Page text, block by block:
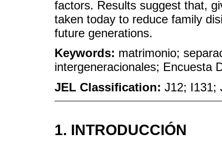
factors. Results suggest that,
taken today to reduce family
future generations.
Keywords: matrimonio;
intergeneracionales; Encuesta
JEL Classification: J12; I131;
1. INTRODUCCIÓN